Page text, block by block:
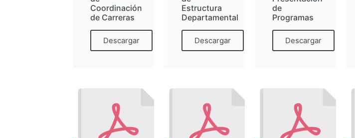
Coordinación
de Carreras
Descargar
Estructura
Departamental
Descargar
de
Programas
Descargar